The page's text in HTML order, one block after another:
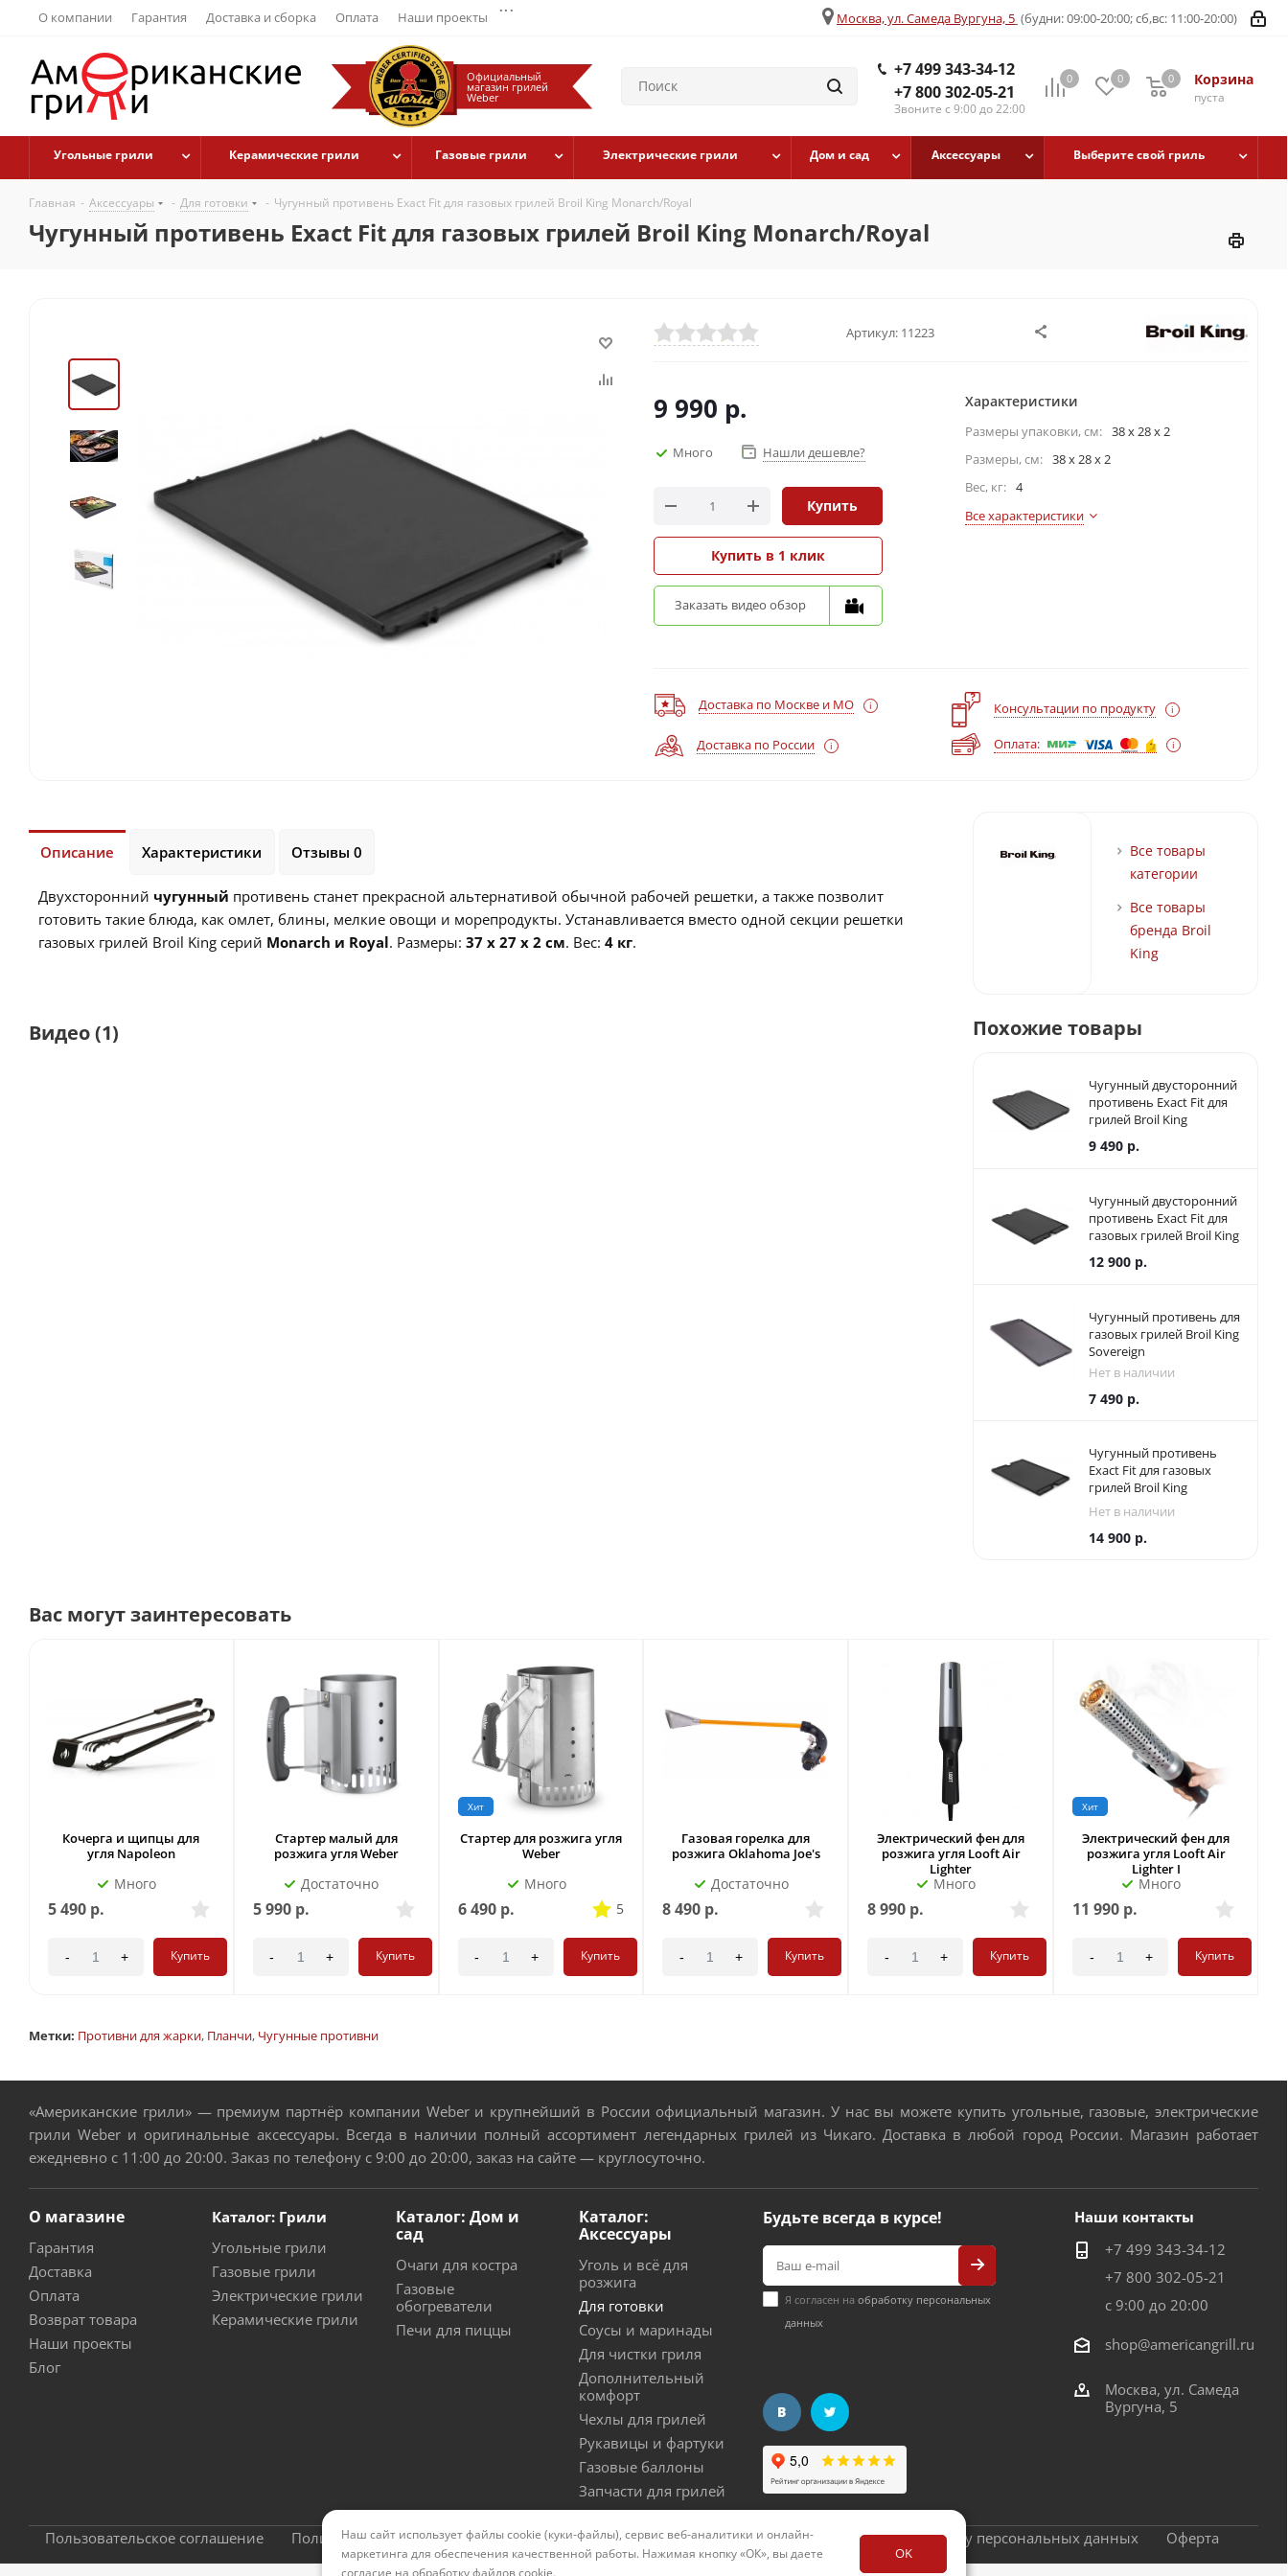
О компании Гарантия Доставка и сборка Оплата Наши проекты
...
Москва, ул. Самеда Вургуна, 5 (будни: 09:00-20:00; сб,вс: 11:00-20:00)
Официальный
магазин грилей
Weber
+7 499 343-34-12
+7 800 302-05-21
Звоните с 9:00 до 22:00
0 0 Корзина
пуста
0
Угольные грили Керамические грили Газовые грили Электрические грили Дом и сад Аксессуары Выберите свой гриль
Главная - Аксессуары - Для готовки - Чугунный противень Exact Fit для газовых грилей Broil King Monarch/Royal
Чугунный противень Exact Fit для газовых грилей Broil King Monarch/Royal
Артикул: 11223
9 990 р.
Много Нашли дешевле?
Купить
Купить в 1 клик
Заказать видео обзор
Характеристики
Размеры упаковки, cм: 38 х 28 х 2
Размеры, см: 38 x 28 x 2
Вес, кг: 4
Все характеристики
Доставка по Москве и МО ?
Консультации по продукту
Доставка по России Оплата:
Описание
Двухсторонний чугунный противень станет прекрасной альтернативой обычной рабочей решетки, а также позволит
готовить такие блюда, как омлет, блины, мелкие овощи и морепродукты. Устанавливается вместо одной секции решетки
газовых грилей Broil King серий Monarch и Royal. Размеры: 37 x 27 x 2 см. Вес: 4 кг.
Характеристики Отзывы 0
Видео(1)
Все товары
категории
Все товары
бренда Broil
King
Похожие товары
Чугунный двусторонний
противень Exact Fit для
грилей Broil King
9 490р.
Чугунный двусторонний
противень Exact Fit для
газовых грилей Broil King
12 900р.
Чугунный противень для
газовых грилей Broil King
Sovereign
Нет в наличии
7 490р.
Чугунный противень
Exact Fit для газовых
грилей Broil King
Imperial/Regal
Нет в наличии
14 900р.
Вас могут заинтересовать
Кочерга и щипцы для
угля Napoleon
Много
5 490 р.
- + Купить
Стартер малый для
розжига угля Weber
Достаточно
5 990р.
- + Купить
Хит
Стартер для розжига угля
Weber
Много
6 490р. 5
- + Купить
Газовая горелка для
розжига Oklahoma Joe's
Достаточно
8 490 р.
- + Купить
Электрический фен для
розжига угля Looft Air
Lighter
Много
8 990 р.
- + Купить
Хит
Электрический фен для
розжига угля Looft Air
Lighter I
Много
11 990 р.
- + Купить
Метки: Противни для жарки, Планчи, Чугунные противни
«Американские грили» — премиум партнёр компании Weber и крупнейший в России официальный магазин. У нас вы можете купить угольные, газовые, электрические
грили Weber и оригинальные аксессуары. Всегда в наличии полный ассортимент легендарных грилей из Чикаго. Доставка в любой город России. Магазин работает
ежедневно с 11:00 до 20:00. Заказ по телефону с 9:00 до 20:00, заказ на сайте — круглосуточно.
О магазине
Гарантия
Доставка
Оплата
Возврат товара
Наши проекты
Блог
Каталог: Грили
Угольные грили
Газовые грили
Электрические грили
Керамические грили
Каталог: Дом и
сад
Очаги для костра
Газовые
обогреватели
Печи для пиццы
Каталог:
Аксессуары
Уголь и всё для
розжига
Для готовки
Соусы и маринады
Для чистки гриля
Дополнительный
комфорт
Чехлы для грилей
Рукавицы и фартуки
Газовые баллоны
Запчасти для грилей
Будьте всегда в курсе!
Я согласен на обработку персональных
данных
Наши контакты
+7 499 343-34-12
+7 800 302-05-21
с 9:00 до 20:00
shop@americangrill.ru
Москва, ул. Самеда
Вургуна, 5
Пользовательское соглашение Политика конфиденциальности Политика использования cookies Согласие на обработку персональных данных Оферта
Наш сайт использует файлы cookie (куки-файлы), сервис веб-аналитики и онлайн-
маркетинга для обеспечения качественной работы. Нажимая кнопку «ОК», вы даете
согласие на обработку файлов cookie.
OK